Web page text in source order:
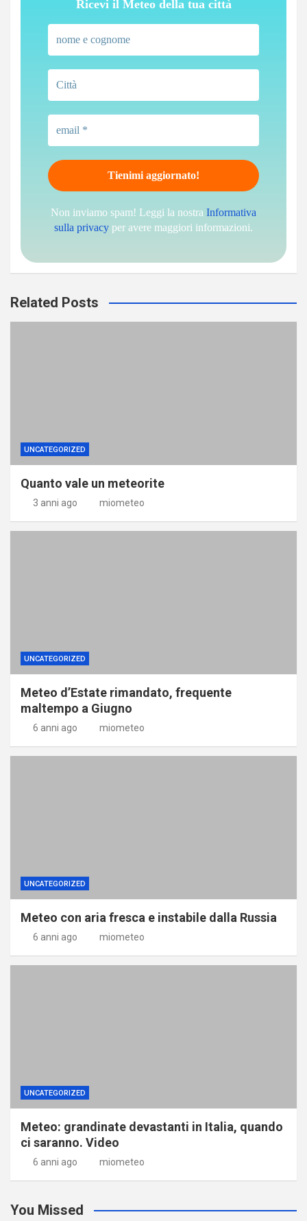
Ricevi il Meteo della tua città
Non inviamo spam! Leggi la nostra Informativa
sulla privacy per avere maggiori informazioni.
Related Posts
UNCATEGORIZED
Quanto vale un meteorite
3 anni ago miometeo
UNCATEGORIZED
Meteo d’Estate rimandato, frequente
maltempo a Giugno
6 anni ago miometeo
UNCATEGORIZED
Meteo con aria fresca e instabile dalla Russia
6 anni ago miometeo
UNCATEGORIZED
Meteo: grandinate devastanti in Italia, quando
ci saranno. Video
6 anni ago miometeo
You Missed